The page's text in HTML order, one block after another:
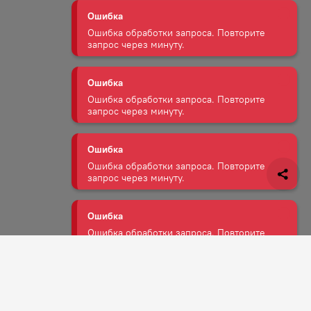
Ошибка обработки запроса. Повторите
запрос через минуту.
Ошибка
Ошибка обработки запроса. Повторите
запрос через минуту.
Ошибка
Ошибка обработки запроса. Повторите
запрос через минуту.
Ошибка
Ошибка обработки запроса. Повторите
запрос через минуту.